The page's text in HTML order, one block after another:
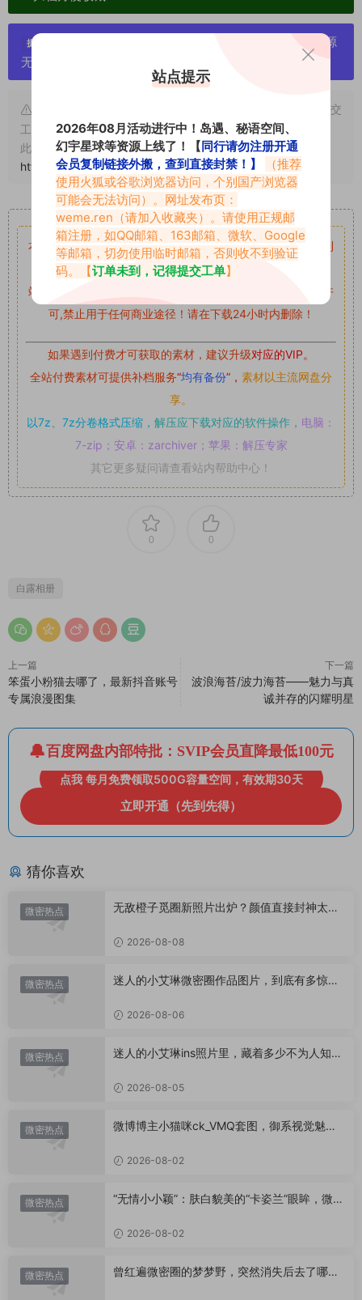
提示：
严禁搬运资源链接，一经发现封号处理，素材资源
无露点、需求请绕道，关闭本站网页！
申明：本文资源均来源网友分享，若侵犯了您的权限可以提交
工单处理。
此外本文章皆属于原创文章，转载请注明出处！原文链接：
https://www.vmiba.com/17749.html
重要声明
本站资源均来自网络分享，如有侵犯你的权益请私信留言
收到
留言后，我们会第一时间进行审核后删除。
站内资源为网友个人学习或测试研究使用，未经原版权作者许
可,禁止用于任何商业途径！请在下载24小时内删除！
如果遇到付费才可获取的素材，建议升级对应的VIP。
全站付费素材可提供补档服务“均有备份”， 素材以主流网盘分
享。
以7z、7z分卷格式压缩， 解压应下载对应的软件操作， 电脑：
7-zip；安卓：zarchiver；苹果：解压专家
其它更多疑问请查看站内帮助中心！
0 0
白露相册
上一篇
笨蛋小粉猫去哪了，最新抖音账号
专属浪漫图集
下一篇
波浪海苔/波力海苔——魅力与真
诚并存的闪耀明星
百度网盘内部特批：SVIP会员直降最低100元
点我 每月免费领取500G容量空间，有效期30天
立即开通（先到先得）
猜你喜欢
微密热点
无敌橙子觅圈新照片出炉？颜值直接封神太惊
2026-08-08
微密热点
迷人的小艾琳微密圈作品图片，到底有多惊
2026-08-06
微密热点
迷人的小艾琳ins照片里，藏着多少不为人知的
2026-08-05
微密热点
微博博主小猫咪ck_VMQ套图，御系视觉魅力
2026-08-02
微密热点
“无情小小颖”：肤白貌美的“卡姿兰”眼眸，微密
2026-08-02
微密热点
曾红遍微密圈的梦梦野，突然消失后去了哪
站点提示
2026年08月活动进行中！岛遇、秘语空间、
幻宇星球等资源上线了！【同行请勿注册开通
会员复制链接外搬，查到直接封禁！】
（推荐
使用火狐或谷歌浏览器访问，个别国产浏览器
可能会无法访问）。网址发布页：
weme.ren （请加入收藏夹）。请使用正规邮
箱注册，如QQ邮箱、163邮箱、微软、Google
等邮箱，切勿使用临时邮箱，否则收不到验证
码。【订单未到，记得提交工单】